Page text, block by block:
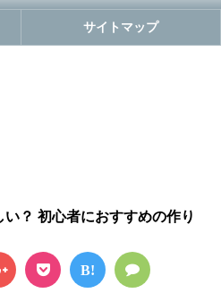
サイトマップ
？ 初心者におすすめの作り
B!